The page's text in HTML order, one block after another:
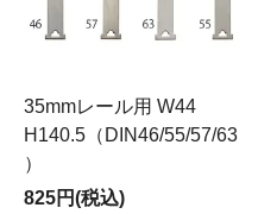
35mmレール用 W44
H140.5（DIN46/55/57/63
）
825円(税込)